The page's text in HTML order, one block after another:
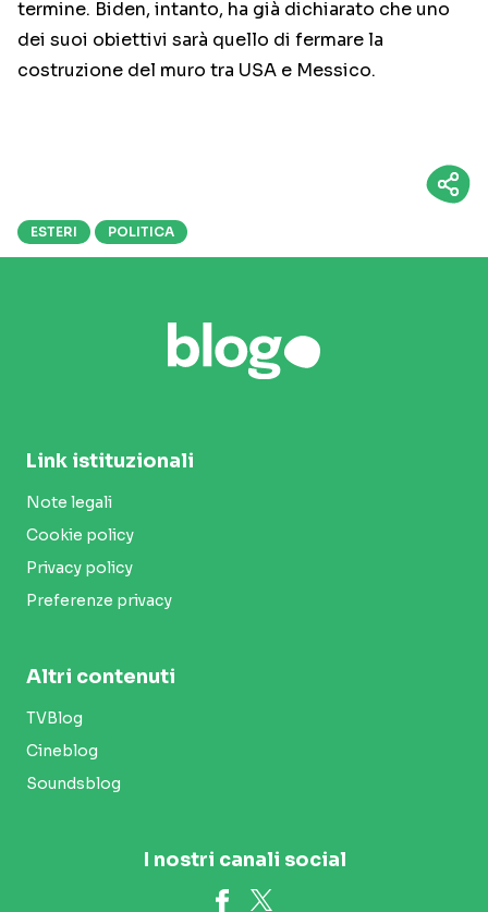
termine. Biden, intanto, ha già dichiarato che uno
dei suoi obiettivi sarà quello di fermare la
costruzione del muro tra USA e Messico.
ESTERI POLITICA
Link istituzionali
Note legali
Cookie policy
Privacy policy
Preferenze privacy
Altri contenuti
TVBlog
Cineblog
Soundsblog
I nostri canali social